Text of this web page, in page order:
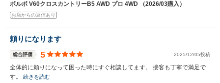
ボルボ V60クロスカントリーB5 AWD プロ 4WD （2026/03購入）
お店からの返信あり
頼りになります
総合評価 5 2025/12/05投稿
全体的に頼りになって困った時にすぐ相談してます。 接客も丁寧で満足で
す。 続きを読む